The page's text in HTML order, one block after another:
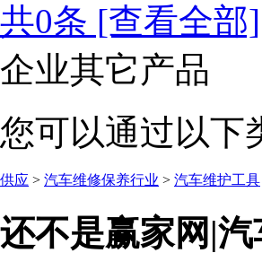
共0条 [查看全部]
企业其它产品
您可以通过以下
供应 > 汽车维修保养行业 > 汽车维护工具
还不是赢家网|